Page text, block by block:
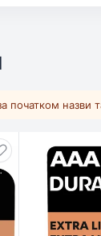
початком назви